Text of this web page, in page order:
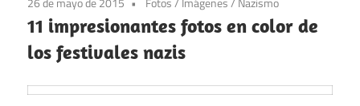
historia
11 impresionantes fotos en color de
los festivales nazis